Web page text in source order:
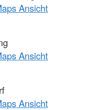
Ansicht
Ansicht
Ansicht